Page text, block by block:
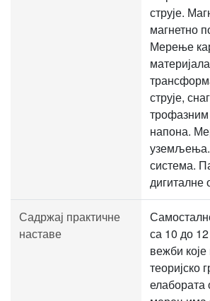
струје.
магнетно
Мерење
струје,
трофазним
напона.
система.
дигиталне
Садржај практичне
наставе
са 10 до
вежби
теоријско